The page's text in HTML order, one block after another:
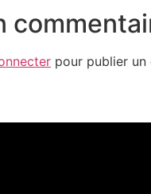
pour publier un